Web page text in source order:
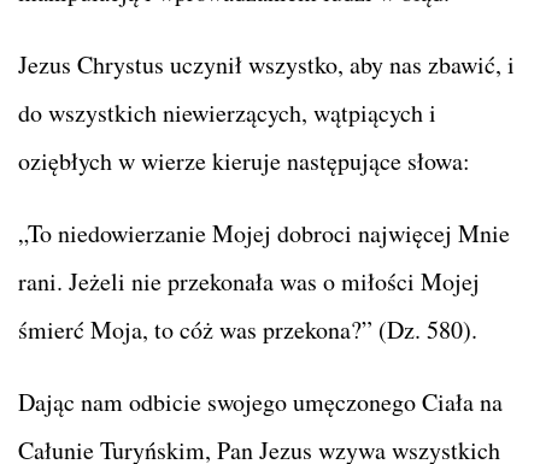
Jezus Chrystus uczynił wszystko, aby nas zbawić, i
do wszystkich niewierzących, wątpiących i
oziębłych w wierze kieruje następujące słowa:
„To niedowierzanie Mojej dobroci najwięcej Mnie
rani. Jeżeli nie przekonała was o miłości Mojej
śmierć Moja, to cóż was przekona?” (Dz. 580).
Dając nam odbicie swojego umęczonego Ciała na
Całunie Turyńskim, Pan Jezus wzywa wszystkich